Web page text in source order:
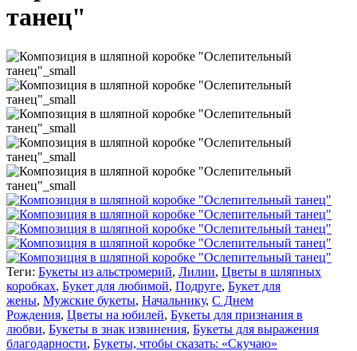
танец"
Теги: Букеты из альстромерий, Лилии, Цветы в шляпных
коробках, Букет для любимой, Подруге, Букет для
жены, Мужские букеты, Начальнику, С Днем
Рождения, Цветы на юбилей, Букеты для признания в
любви, Букеты в знак извинения, Букеты для выражения
благодарности, Букеты, чтобы сказать: «Скучаю»